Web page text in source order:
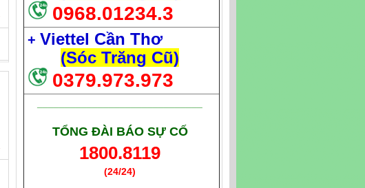
0968.01234.3
+ Viettel Cần Thơ
(Sóc Trăng Cũ)
0379.973.973
TỔNG ĐÀI BÁO SỰ CỐ
1800.8119
(24/24)